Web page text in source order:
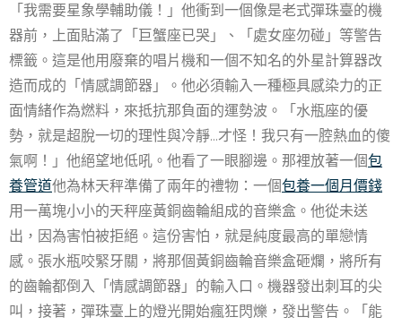
「我需要星象學輔助儀！」他衝到一個像是老式彈珠臺的機
器前，上面貼滿了「巨蟹座已哭」、「處女座勿碰」等警告
標籤。這是他用廢棄的唱片機和一個不知名的外星計算器改
造而成的「情感調節器」。他必須輸入一種極具感染力的正
面情緒作為燃料，來抵抗那負面的運勢波。「水瓶座的優
勢，就是超脫一切的理性與冷靜…才怪！我只有一腔熱血的傻
氣啊！」他絕望地低吼。他看了一眼腳邊。那裡放著一個包
養管道他為林天秤準備了兩年的禮物：一個包養一個月價錢
用一萬塊小小的天秤座黃銅齒輪組成的音樂盒。他從未送
出，因為害怕被拒絕。這份害怕，就是純度最高的單戀情
感。張水瓶咬緊牙關，將那個黃銅齒輪音樂盒砸爛，將所有
的齒輪都倒入「情感調節器」的輸入口。機器發出刺耳的尖
叫，接著，彈珠臺上的燈光開始瘋狂閃爍，發出警告。「能